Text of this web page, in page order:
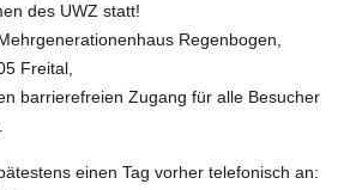
des UWZ statt!
Regenbogen,
Freital,
barrierefreien Zugang für alle Besucher
einen Tag vorher telefonisch an: